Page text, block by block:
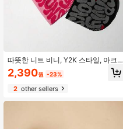
따뜻한 니트 비니, Y2K 스타일, 아크릴
레터 디자인 모자, 가을/겨울 가을 장
식을 위한 캐주얼 스트리트웨어
2,390원 -23%
2other sellers